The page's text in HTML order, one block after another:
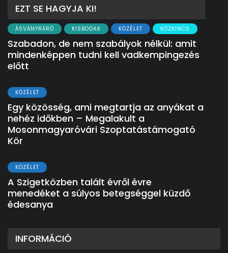
EZT SE HAGYJA KI!
ÁSVÁNYRÁRÓ KISBODAK KÖZÉLET KÖZKINCS
Szabadon, de nem szabályok nélkül: amit
mindenképpen tudni kell vadkempingezés
előtt
KÖZÉLET
Egy közösség, ami megtartja az anyákat a
nehéz időkben – Megalakult a
Mosonmagyaróvári Szoptatástámogató
Kör
KÖZÉLET
A Szigetközben talált évről évre
menedéket a súlyos betegséggel küzdő
édesanya
INFORMÁCIÓ